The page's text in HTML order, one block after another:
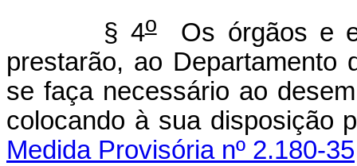
§ 4oOs órgãos e
prestarão, ao
se faça necessário ao
colocando à sua disposição
Medida Provisória nº 2.180-